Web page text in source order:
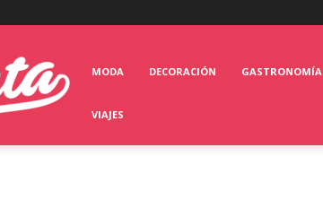
MODA DECORACIÓN GASTRONOMÍA
VIAJES